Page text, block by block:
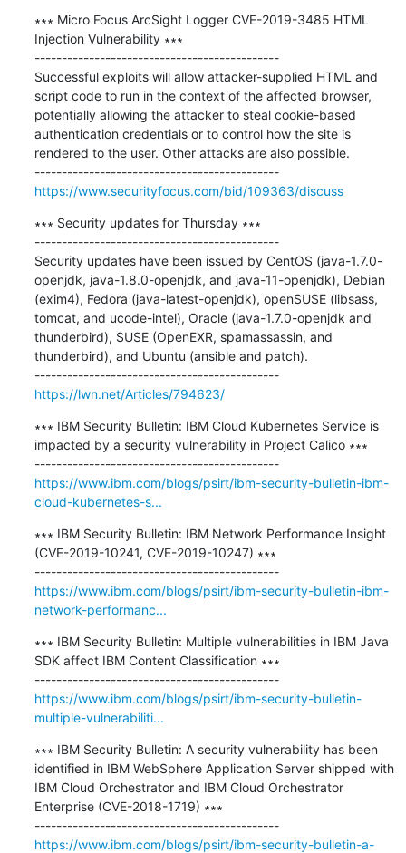
∗∗∗ Micro Focus ArcSight Logger CVE-2019-3485 HTML
Injection Vulnerability ∗∗∗
---------------------------------------------
Successful exploits will allow attacker-supplied HTML and
script code to run in the context of the affected browser,
potentially allowing the attacker to steal cookie-based
authentication credentials or to control how the site is
rendered to the user. Other attacks are also possible.
---------------------------------------------
https://www.securityfocus.com/bid/109363/discuss
∗∗∗ Security updates for Thursday ∗∗∗
---------------------------------------------
Security updates have been issued by CentOS (java-1.7.0-
openjdk, java-1.8.0-openjdk, and java-11-openjdk), Debian
(exim4), Fedora (java-latest-openjdk), openSUSE (libsass,
tomcat, and ucode-intel), Oracle (java-1.7.0-openjdk and
thunderbird), SUSE (OpenEXR, spamassassin, and
thunderbird), and Ubuntu (ansible and patch).
---------------------------------------------
https://lwn.net/Articles/794623/
∗∗∗ IBM Security Bulletin: IBM Cloud Kubernetes Service is
impacted by a security vulnerability in Project Calico ∗∗∗
---------------------------------------------
https://www.ibm.com/blogs/psirt/ibm-security-bulletin-ibm-
cloud-kubernetes-s...
∗∗∗ IBM Security Bulletin: IBM Network Performance Insight
(CVE-2019-10241, CVE-2019-10247) ∗∗∗
---------------------------------------------
https://www.ibm.com/blogs/psirt/ibm-security-bulletin-ibm-
network-performanc...
∗∗∗ IBM Security Bulletin: Multiple vulnerabilities in IBM Java
SDK affect IBM Content Classification ∗∗∗
---------------------------------------------
https://www.ibm.com/blogs/psirt/ibm-security-bulletin-
multiple-vulnerabiliti...
∗∗∗ IBM Security Bulletin: A security vulnerability has been
identified in IBM WebSphere Application Server shipped with
IBM Cloud Orchestrator and IBM Cloud Orchestrator
Enterprise (CVE-2018-1719) ∗∗∗
---------------------------------------------
https://www.ibm.com/blogs/psirt/ibm-security-bulletin-a-